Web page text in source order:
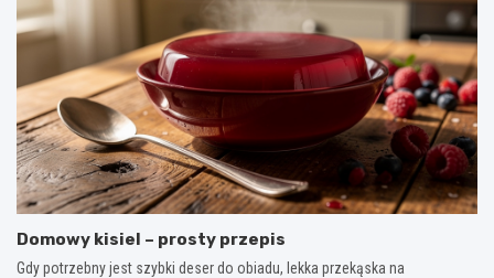
Domowy kisiel – prosty przepis
Gdy potrzebny jest szybki deser do obiadu, lekka przekąska na